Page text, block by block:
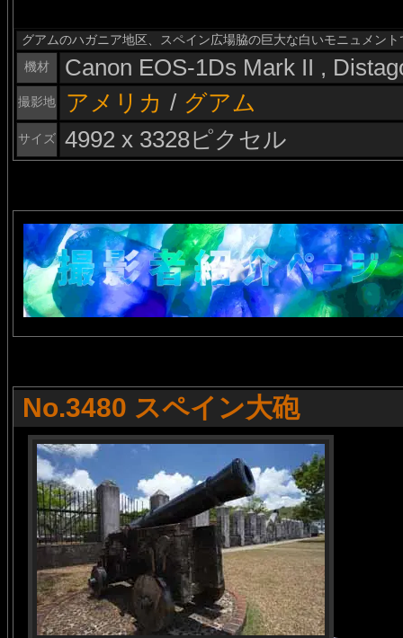
グアムのハガニア地区、スペイン広場脇の巨大な白いモニュメント
機材
Canon EOS-1Ds Mark II ,
撮影地 アメリカ / グアム
サイズ 4992 x 3328ピクセル
No.3480 スペイン大砲